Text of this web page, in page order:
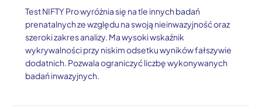
Test NIFTY Pro wyróżnia się na tle innych badań
prenatalnych ze względu na swoją nieinwazyjność oraz
szeroki zakres analizy. Ma wysoki wskaźnik
wykrywalności przy niskim odsetku wyników fałszywie
dodatnich. Pozwala ograniczyć liczbę wykonywanych
badań inwazyjnych.